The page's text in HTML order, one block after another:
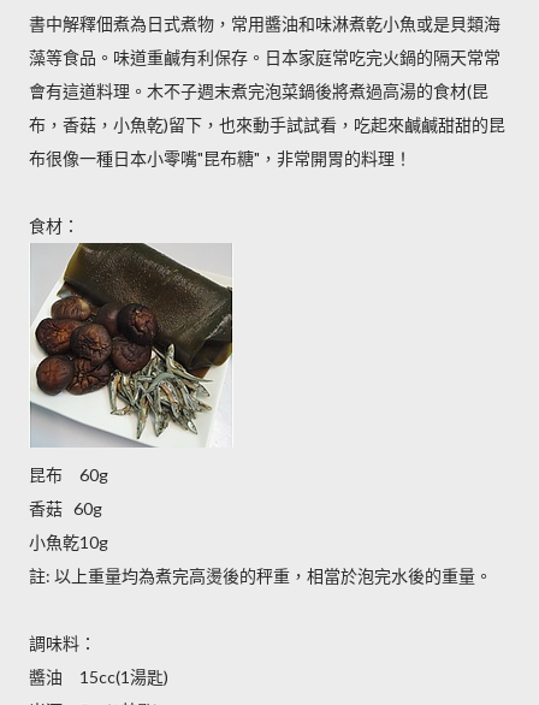
書中解釋佃煮為日式煮物，常用醬油和味淋煮乾小魚或是貝類海
藻等食品。味道重鹹有利保存。日本家庭常吃完火鍋的隔天常常
會有這道料理。木不子週末煮完泡菜鍋後將煮過高湯的食材(昆
布，香菇，小魚乾)留下，也來動手試試看，吃起來鹹鹹甜甜的昆
布很像一種日本小零嘴"昆布糖"，非常開胃的料理！
食材：
昆布 60g
香菇 60g
小魚乾10g
註: 以上重量均為煮完高燙後的秤重，相當於泡完水後的重量。
調味料：
醬油 15cc(1湯匙)